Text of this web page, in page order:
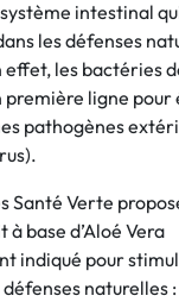
intestinal
les défenses
effet, les bactéries
première ligne pour
pathogènes
Santé Verte
à base d’Aloé Vera
indiqué pour
naturelles :